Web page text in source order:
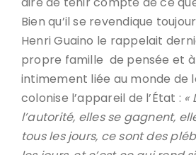
Bien qu’il se revendique
Henri Guaino le rappelait
propre famille de pensée et
intimement liée au monde de
colonise l’appareil de l’État : «
l’autorité, elles se gagnent,
tous les jours, ce sont des